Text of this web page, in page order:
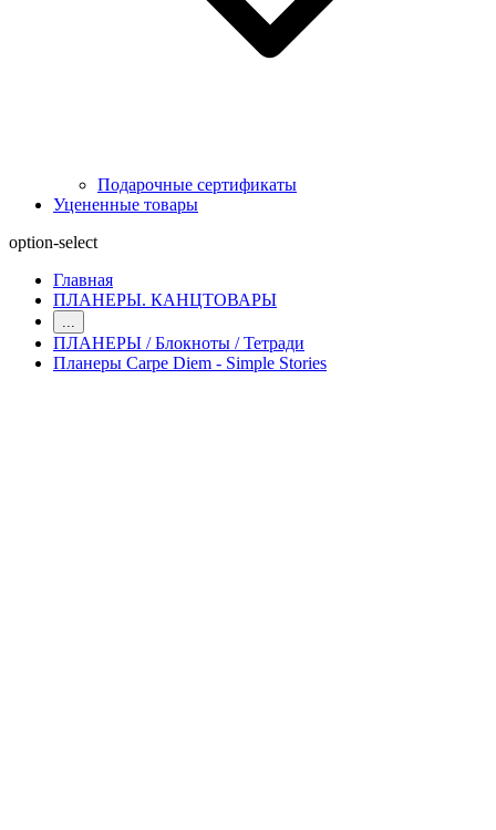
Подарочные сертификаты
Уцененные товары
option-select
Главная
ПЛАНЕРЫ. КАНЦТОВАРЫ
ПЛАНЕРЫ / Блокноты / Тетради
Планеры Carpe Diem - Simple Stories